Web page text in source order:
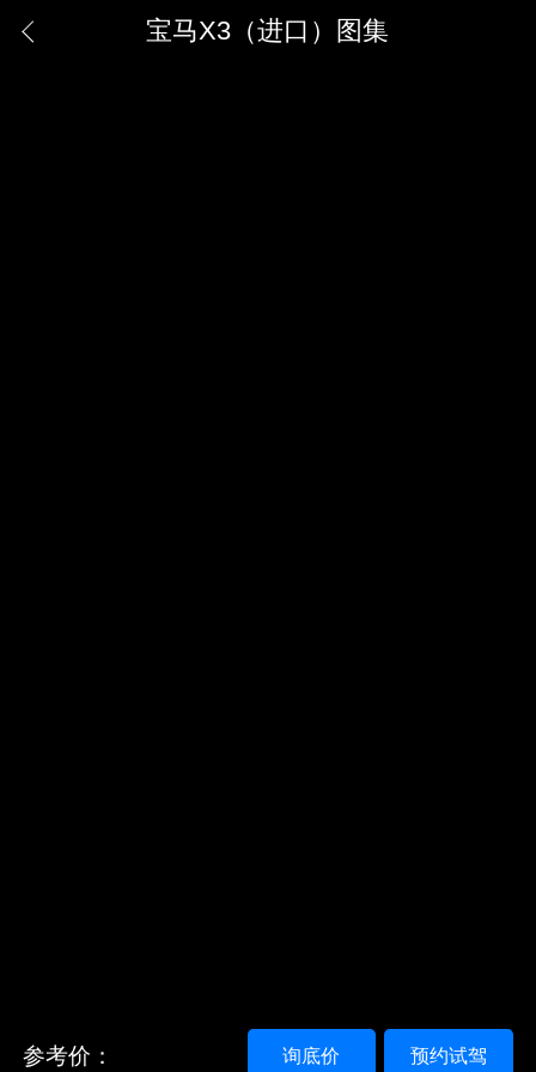
宝马X3（进口）图集
参考价： 预约试驾
询底价